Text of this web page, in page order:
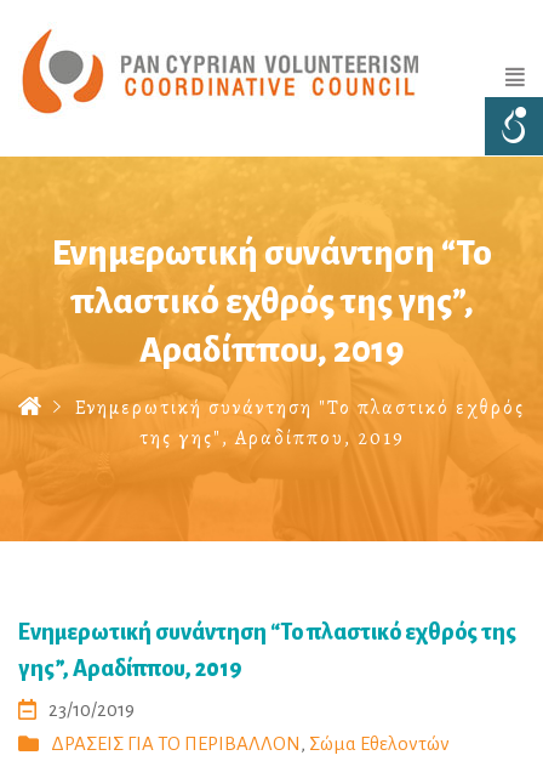
Ενημερωτική συνάντηση “Το
πλαστικό εχθρός της γης”,
Αραδίππου, 2019
Ενημερωτική συνάντηση "Το πλαστικό εχθρός
της γης", Αραδίππου, 2019
Ενημερωτική συνάντηση “Το πλαστικό εχθρός της
γης”, Αραδίππου, 2019
23/10/2019
ΔΡΑΣΕΙΣ ΓΙΑ ΤΟ ΠΕΡΙΒΑΛΛΟΝ, Σώμα Εθελοντών